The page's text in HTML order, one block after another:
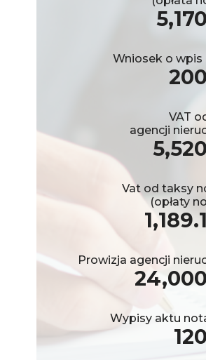
Wniosek o wpis
VAT
agencji
Vat od taksy
(opłaty
Prowizja agencji
Wypisy aktu